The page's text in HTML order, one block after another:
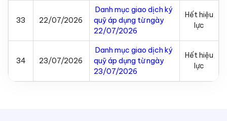
33 22/07/2026
Danh mục giao dịch ký
quỹ áp dụng từ ngày
22/07/2026
Hết hiệu
lực
34 23/07/2026
Danh mục giao dịch ký
quỹ áp dụng từ ngày
23/07/2026
Hết hiệu
lực